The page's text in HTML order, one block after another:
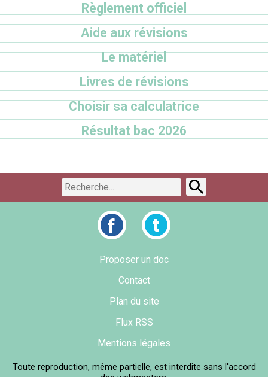
Règlement officiel
Aide aux révisions
Le matériel
Livres de révisions
Choisir sa calculatrice
Résultat bac 2026
Proposer un doc
Contact
Plan du site
Flux RSS
Mentions légales
Toute reproduction, même partielle, est interdite sans l'accord